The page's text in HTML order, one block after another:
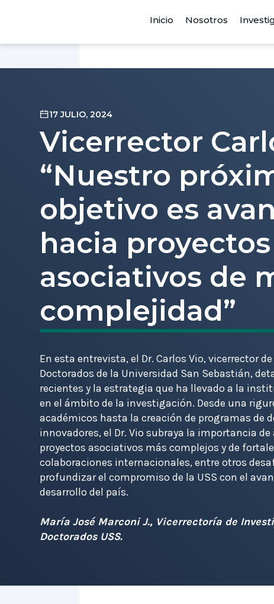
Inicio Nosotros
17 JULIO, 2024
Vicerrector
“Nuestro
objetivo es
hacia proyectos
asociativos de
complejidad”
En esta entrevista, el Dr. Carlos Vio, vicerrector
Doctorados de la Universidad San Sebastián,
recientes y la estrategia que ha llevado a la
en el ámbito de la investigación. Desde una
académicos hasta la creación de programas de
innovadores, el Dr. Vio subraya la importancia
proyectos asociativos más complejos y de
colaboraciones internacionales, entre otros
profundizar el compromiso de la USS con el
desarrollo del país.
María José Marconi J., Vicerrectoría de
Doctorados USS.